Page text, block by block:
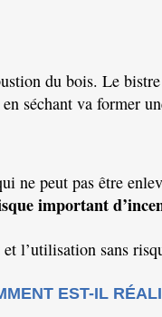
du bois. Le
séchant va former
ne peut pas être
important
l’utilisation sans
EST-IL